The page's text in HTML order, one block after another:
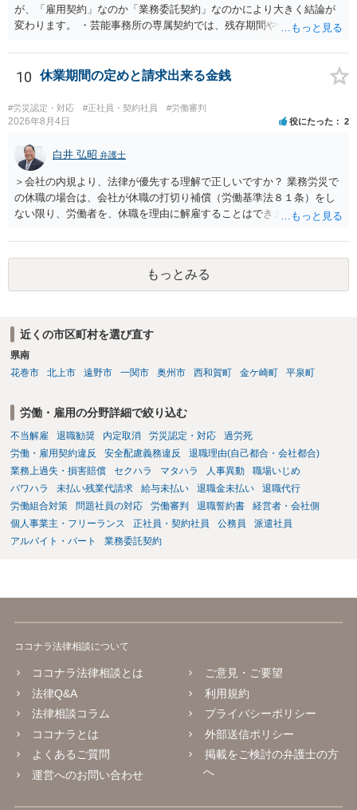
が、「雇用契約」なのか「業務委託契約」なのかにより大きく結論が
変わります。 ・芸能事務所の専属契約では、残存期間や報酬額、投下
務上よくあるからといって当然に適法という意味ではなく、実際の損
害との対応関係や合理性が重要です。 ・違約金に上限がなくても、常
に有効になるわけではありません。契約が労働契約に近い実態なら労
基法16条で無効となる余地があり、そうでなくても、金額が事務所の
損害と比べて過大なら無効や減額が争点になります。 ・契約前の修正
ースにする、算定根拠を明確化する、違約金ではなく「合理的な実
費・未回収費用のみ」に限定する、などが典型です。 ・弁護士に契約
前に契約書の内容をレビューしてもらう価値は十分にあると思われま
す。 争点は、契約類型が雇用か業務委託か、実態として労働者性があ
るか、解除事由が双方にどう定められているか、違約金の算定根拠が
をお勧めします。 ・事務所側の解除でも、解除理由によってはタレン
は、合理性や対価性を欠くとして争いやすいです。逆に、タレント側
の重大な契約違反がある場合は、実損害の範囲で請求される可能性は
あります。
10 休業期間の定めと請求出来る金銭
#労災認定・対応 #正社員・契約社員 #労働審判
2026年8月4日 役にたった 2
白井 弘昭 弁護士
＞会社の内規より、法律が優先する理解で正しいですか？ 業務労災で
の休職の場合は、会社が休職の打切り補償（労働基準法８１条）をし
ない限り、労働者を、休職を理由に解雇することはできません（労働
期間満了による退職は、業務労災への適用はありませんので、ご安心
ください。 仮に会社が打切り補償をせずに解雇した場合は、不当解雇
に当たります。 ＞労災の休業補償と、所得補償保険の保険金とは別
に、受け取れる金銭はありますでしょうか？ 業務労災の場合は、会社
逸失利益等）が認められる可能性が高いと思われます。 また、業務労
災での第三者行為傷害（同僚の不注意等による事故）の場合は、当該
第三者の賠償責任も考えられます。 労災で支払われた分は、損害額か
は、第三者から支払ってもらうことになります。 会社等との交渉が必
要になると思います（良い会社でしたら、自ら話してくると思います
が・・・）。極めて専門的な話ですので、詳細もしくは対応を最寄り
の弁護士にご相談ください。 以上、ご参考まで。
もっとみる
近くの市区町村を選び直す
県南
花巻市
北上市 遠野市 一関市 奥州市 西和賀町 金ケ崎町 平泉町
労働・雇用の分野詳細で絞り込む
不当解雇 退職勧奨 内定取消 労災認定・対応
過労死
労働・雇用契約違反
安全配慮義務違反
退職理由(自己都合・会社都合)
業務上過失・損害賠償
セクハラ マタハラ 人事異動
職場いじめ
パワハラ
未払い残業代請求 給与未払い 退職金未払い
退職代行
労働組合対策
問題社員の対応 労働審判 退職誓約書
経営者・会社側
個人事業主・フリーランス
正社員・契約社員 公務員
派遣社員
アルバイト・パート
業務委託契約
ココナラ法律相談について
ココナラ法律相談とは
法律Q&A
法律相談コラム
ココナラとは
よくあるご質問
運営へのお問い合わせ
ご意見・ご要望
利用規約
プライバシーポリシー
外部送信ポリシー
掲載をご検討の弁護士の方
へ